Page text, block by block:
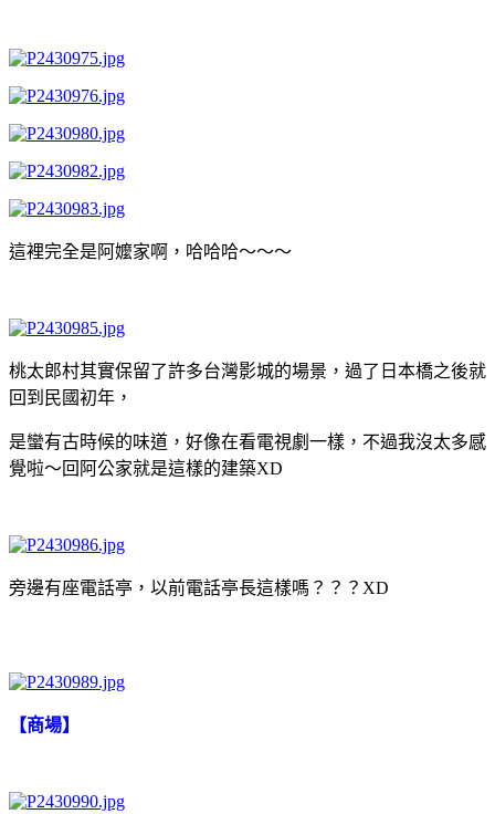
這裡完全是阿嬤家啊，哈哈哈～～～
桃太郎村其實保留了許多台灣影城的場景，過了日本橋之後就
回到民國初年，
是蠻有古時候的味道，好像在看電視劇一樣，不過我沒太多感
覺啦～回阿公家就是這樣的建築XD
旁邊有座電話亭，以前電話亭長這樣嗎？？？XD
【商場】